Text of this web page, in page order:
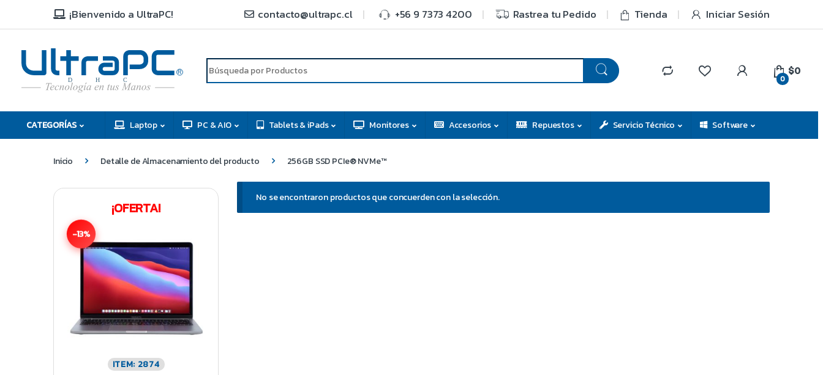
¡Bienvenido a UltraPC! contacto@ultrapc.cl +56 9 7373 4200 Rastrea tu Pedido Tienda Iniciar Sesión
C
H
D
R
0
$0
CATEGORÍAS Laptop PC & AIO Tablets & iPads Monitores Accesorios Repuestos Servicio Técnico Software
Inicio Detalle de Almacenamiento del producto 256GB SSD PCIe® NVMe™
No se encontraron productos que concuerden con la selección.
¡OFERTA!
-13%
ITEM: 2874